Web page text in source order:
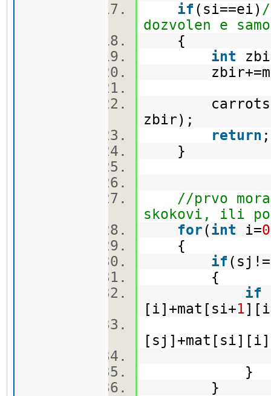
if(si==ei)
dozvolen e
{
int
zbir);
return
}
//prvo
skokovi, ili
for(int i=0
{
if
{
if
[i]+mat[si+1
}
}